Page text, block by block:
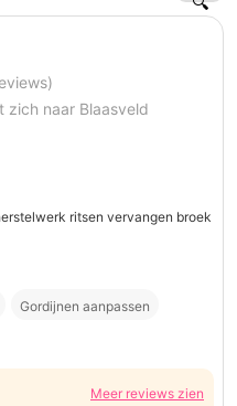
zich naar Blaasveld
ritsen vervangen broek
Gordijnen aanpassen
Meer reviews zien